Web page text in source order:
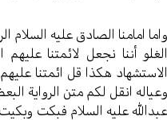
واما امامنا الصادق عليه
الغلو أننا نجعل لائمتنا
الاستشهاد هكذا قل ائمتنا
وعياله انقل لكم متن الرواية
عبدالله عليه السلام فبكت